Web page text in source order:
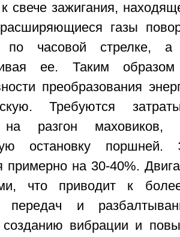
свече зажигания,
газы
по часовой стрелке,
ее. Таким
преобразования
Требуются
на разгон маховиков,
остановку
примерно на 30-40%.
что приводит к
передач и
созданию вибрации и